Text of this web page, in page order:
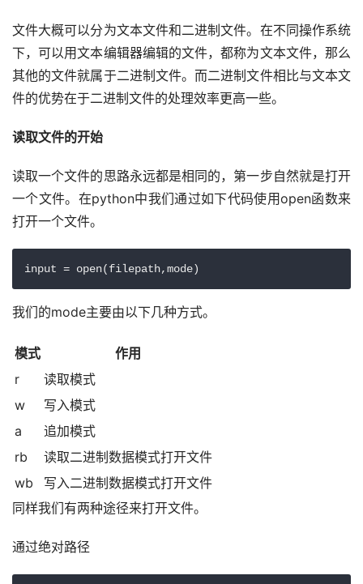
文件大概可以分为文本文件和二进制文件。在不同操作系统
下，可以用文本编辑器编辑的文件，都称为文本文件，那么
其他的文件就属于二进制文件。而二进制文件相比与文本文
件的优势在于二进制文件的处理效率更高一些。
读取文件的开始
读取一个文件的思路永远都是相同的，第一步自然就是打开
一个文件。在python中我们通过如下代码使用open函数来
打开一个文件。
input = open(filepath,mode)
我们的mode主要由以下几种方式。
模式
作用
r
读取模式
w
写入模式
a
追加模式
rb
读取二进制数据模式打开文件
wb
写入二进制数据模式打开文件
同样我们有两种途径来打开文件。
通过绝对路径